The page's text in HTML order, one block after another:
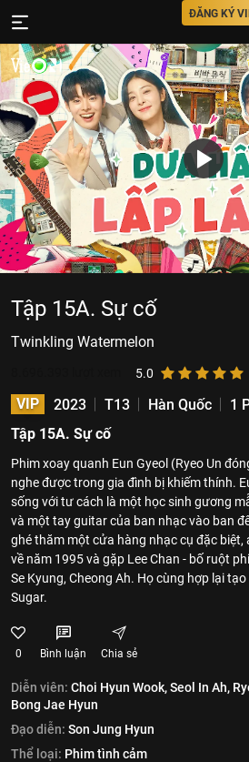
ĐĂNG KÝ
Tập 15A. Sự cố
Twinkling Watermelon
5.0
VIP 2023 T13 Hàn Quốc
1
Tập 15A. Sự cố
Phim xoay quanh Eun Gyeol (Ryeo Un
nghe được trong gia đình bị khiếm thính.
sống với tư cách là một học sinh gương
và một tay guitar của ban nhạc vào ban
ghé thăm một cửa hàng nhạc cụ đặc biệt,
về năm 1995 và gặp Lee Chan - bố ruột
Se Kyung, Cheong Ah. Họ cùng hợp lại
Sugar.
0 Bình luận Chia sẻ
Diễn viên: Choi Hyun Wook,Seol In Ah,
Bong Jae Hyun
Đạo diễn: Son Jung Hyun
Thể loại: Phim tình cảm